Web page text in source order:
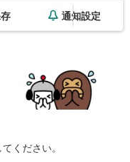
通知設定
ください。